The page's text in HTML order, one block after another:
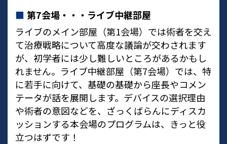
■ 第7会場・・・ライブ中継部屋
ライブのメイン部屋（第1会場）では術者を交え
て治療戦略について高度な議論が交わされます
が、初学者には少し難しいところがあるかもし
れません。ライブ中継部屋（第7会場）では、特
に若手に向けて、基礎の基礎から座長やコメン
テータが話を展開します。デバイスの選択理由
や術者の意図などを、ざっくばらんにディスカ
ッションする本会場のプログラムは、きっと役
立つはずです！